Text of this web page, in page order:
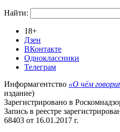
Найти:
18+
Дзен
ВКонтакте
Одноклассники
Телеграм
Информагентство «О чём
издание)
Зарегистрировано в
Запись в реестре
68403 от 16.01.2017 г.